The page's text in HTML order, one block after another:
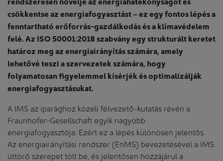
csökkentse az energiafogyasztást – ez egy fontos lépés a
fenntartható erőforrás-gazdálkodás és a klímavédelem
felé. Az ISO 50001:2018 szabvány egy strukturált keretet
határoz meg az energiairányítás számára, amely
lehetővé teszi a szervezetek számára, hogy
folyamatosan figyelemmel kísérjék és optimalizálják
energiafogyasztásukat.
A IMS az iparághoz közeli félvezető-kutatás révén a
Fraunhofer-Gesellschaft egyik nagyobb
energiafogyasztója. Ezért ez a lépés különösen jelentős.
Az energiairányítási rendszer (EnMS) bevezetésével a IMS
úttörő szerepet tölt be, és jelentősen hozzájárul a